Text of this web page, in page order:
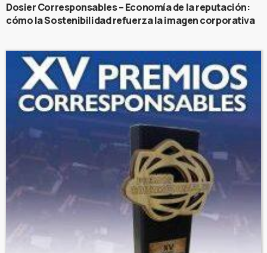
Dosier Corresponsables – Economía de la reputación:
cómo la Sostenibilidad refuerza la imagen corporativa